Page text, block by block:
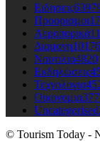
Ειδησεις
Προορισμοι
Αεροπορικά
Διαμονη10176
Ναυτιλια4820
Εκδηλώσεις
Τεχνολογια
Οικονομια
Uncategorised
© Tourism Today -